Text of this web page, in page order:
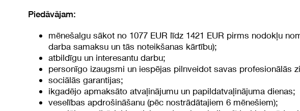
Piedāvājam:
mēnešalgu sākot no 1077 EUR līdz 1421 EUR pirms nodokļu
darba samaksu un tās noteikšanas kārtību);
atbildīgu un interesantu darbu;
personīgo izaugsmi un iespējas pilnveidot savas profesionālās
sociālās garantijas;
ikgadējo apmaksāto atvaļinājumu un papildatvaļinājuma dienas;
veselības apdrošināšanu (pēc nostrādātajiem 6 mēnešiem);